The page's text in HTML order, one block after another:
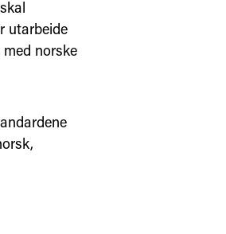
utarbeide
norske